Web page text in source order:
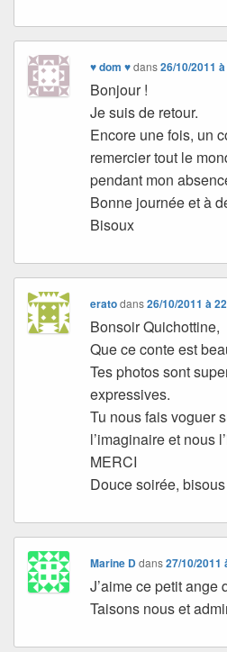
♥ dom ♥dans26/10/2011
Bonjour !
Je suis de retour.
Encore une fois, un
remercier tout le
pendant mon
Bonne journée et à
Bisoux
eratodans26/10/2011 à
Bonsoir Quichottine,
Que ce conte est
Tes photos sont
expressives.
Tu nous fais voguer
l’imaginaire et nous
MERCI
Douce soirée,
Marine Ddans27/10/2011
J’aime ce petit ange
Taisons nous et